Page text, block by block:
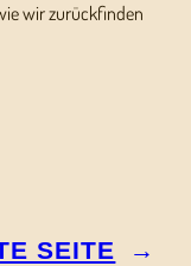
wir zurückfinden
SEITE →